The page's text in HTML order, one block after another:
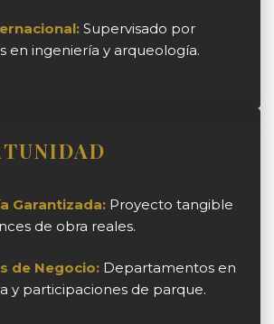
Supervisado por
en ingeniería y arqueología.
Garantizada: Proyecto tangible
de obra reales.
de Negocio: Departamentos en
y participaciones de parque.